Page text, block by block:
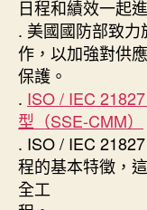
日程和績效一起
. 美國國防部致
作，以加強對供
保護。
. ISO / IEC
型（SSE-CMM）
. ISO / IEC
程的基本特徵，
全工